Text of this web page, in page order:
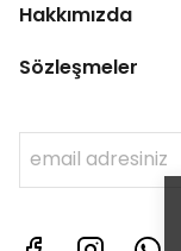
Hakkımızda
Sözleşmeler